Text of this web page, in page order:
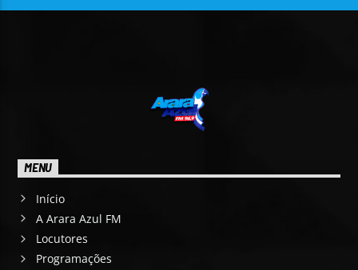
MENU
Início
A Arara Azul FM
Locutores
Programações